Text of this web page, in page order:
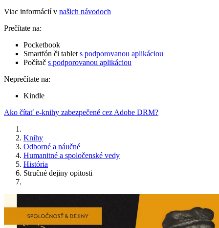
Viac informácií v našich návodoch
Prečítate na:
Pocketbook
Smartfón či tablet s podporovanou aplikáciou
Počítač s podporovanou aplikáciou
Neprečítate na:
Kindle
Ako čítať e-knihy zabezpečené cez Adobe DRM?
Knihy
Odborné a náučné
Humanitné a spoločenské vedy
História
Stručné dejiny opitosti